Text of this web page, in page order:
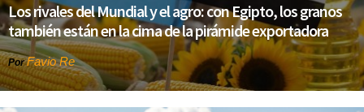
Los rivales del Mundial y el agro: con Egipto, los granos
también están en la cima de la pirámide exportadora
PorFavio Re